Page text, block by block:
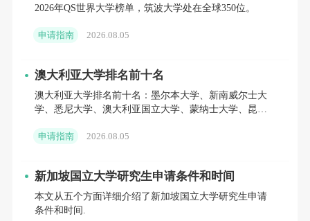
2023世界年轻大学排名：7所韩国年轻大学位居前500
您的位置：首页 >韩国>中学留学选校指导
2026年QS世界大学榜单，筑波大学处在全球350位。
申请指南 2026.08.05
澳大利亚大学排名前十名
澳大利亚大学排名前十名：墨尔本大学、新南威尔士大
学、悉尼大学、澳大利亚国立大学、蒙纳士大学、昆士
申请指南 2026.08.05
新加坡国立大学研究生申请条件和时间
本文从五个方面详细介绍了新加坡国立大学研究生申请
条件和时间.